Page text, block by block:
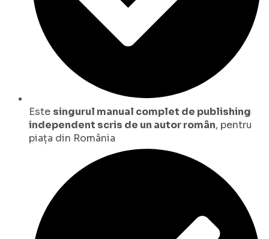
Este singurul manual complet de publishing
independent scris de un autor român, pentru
piața din România